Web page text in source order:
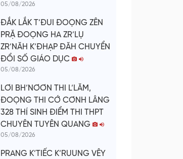
05/08/2026
ĐẮK LẮK T’ĐUI ĐOỌNG ZÊN
PRẶ ĐOỌNG HA ZR’LỤ
ZR’NĂH K’ĐHẠP ĐĂH CHUYỂN
ĐỔI SỐ GIÁO DỤC
05/08/2026
LƠI BH’NƠƠN THI L’LĂM,
ĐOỌNG THI CỚ CƠNH LÂNG
328 THÍ SINH ĐIỂM THI THPT
CHUYÊN TUYÊN QUANG
05/08/2026
PRANG K’TIẾC K’RUUNG VÊY